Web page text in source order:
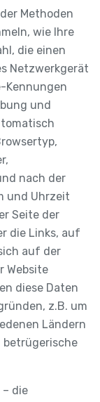
Methoden
wie Ihre
die einen
Netzwerkgerät
Kennungen
und
nach der
und Uhrzeit
Seite der
die Links, auf
auf der
Website
diese Daten
z.B. um
Ländern
betrügerische
die